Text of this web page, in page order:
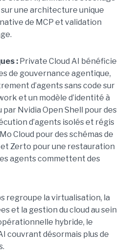
une architecture unique
de MCP et validation
: Private Cloud AI bénéficie
de gouvernance agentique,
d’agents sans code sur
et un modèle d’identité à
Nvidia Open Shell pour des
d’agents isolés et régis
Cloud pour des schémas de
Zerto pour une restauration
agents commettent des
regroupe la virtualisation, la
et la gestion du cloud au sein
hybride, le
couvrant désormais plus de